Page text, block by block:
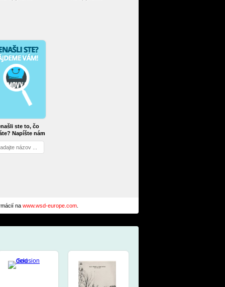
ste to, čo
Napíšte nám
na www.wsd-europe.com